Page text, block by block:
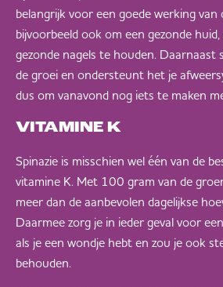
belangrijk voor een goede werking van
bijvoorbeeld ook om een gezonde
gezonde nagels te houden. Daarnaast
de groei en ondersteunt het je
dus om vanavond nog iets te maken
VITAMINE K
Spinazie is misschien wel één van de
vitamine K. Met 100 gram van de
meer dan de aanbevolen dagelijkse
Daarmee zorg je in ieder geval voor
als je een wondje hebt en zou je ook
behouden.